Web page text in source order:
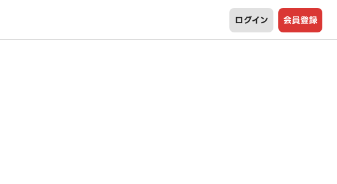
ログイン 会員登録